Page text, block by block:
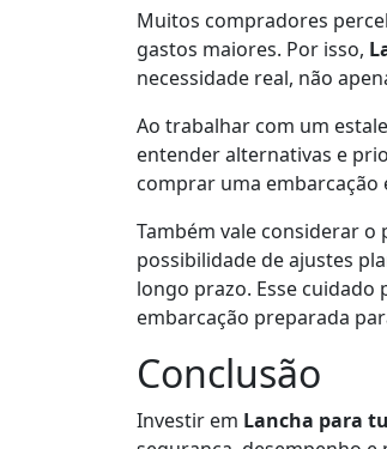
Muitos compradores
gastos maiores. Por isso,
necessidade real, não
Ao trabalhar com um
entender alternativas e
comprar uma
Também vale considerar
possibilidade de ajustes
longo prazo. Esse
embarcação preparada
Conclusão
Investir em Lancha para